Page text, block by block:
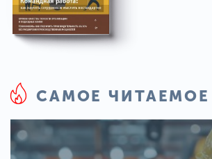
САМОЕ ЧИТАЕМОЕ